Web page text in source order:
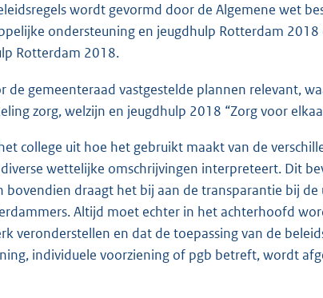
wordt gevormd door de Algemene wet
ondersteuning en jeugdhulp Rotterdam
Rotterdam 2018.
de gemeenteraad vastgestelde plannen relevant,
zorg, welzijn en jeugdhulp 2018 “Zorg voor
college uit hoe het gebruikt maakt van de
wettelijke omschrijvingen interpreteert. Dit
bovendien draagt het bij aan de transparantie bij
Altijd moet echter in het achterhoofd
veronderstellen en dat de toepassing van de
individuele voorziening of pgb betreft, wordt